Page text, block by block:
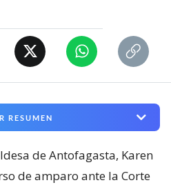
RESUMEN
de Antofagasta, Karen
de amparo ante la Corte